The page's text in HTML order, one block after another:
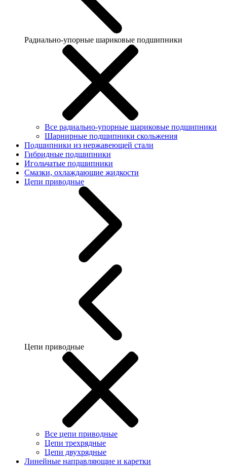
Радиально-упорные шариковые подшипники
Все радиально-упорные шариковые подшипники
Шарнирные подшипники скольжения
Подшипники из нержавеющей стали
Гибридные подшипники
Игольчатые подшипники
Смазки, охлаждающие жидкости
Цепи приводные
Цепи приводные
Все цепи приводные
Цепи трехрядные
Цепи двухрядные
Линейные направляющие и каретки